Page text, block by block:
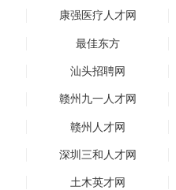
康强医疗人才网
最佳东方
汕头招聘网
赣州九一人才网
赣州人才网
深圳三和人才网
土木英才网